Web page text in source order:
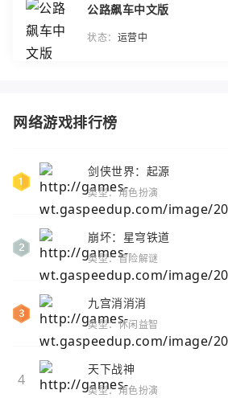
公路飙车中文版
状态： 运营中
网络游戏排行榜
剑侠世界：起源
类型：角色扮演
崩坏：星穹铁道
类型：冒险解谜
九宫消消消
类型：休闲益智
4
天下战神
类型：角色扮演